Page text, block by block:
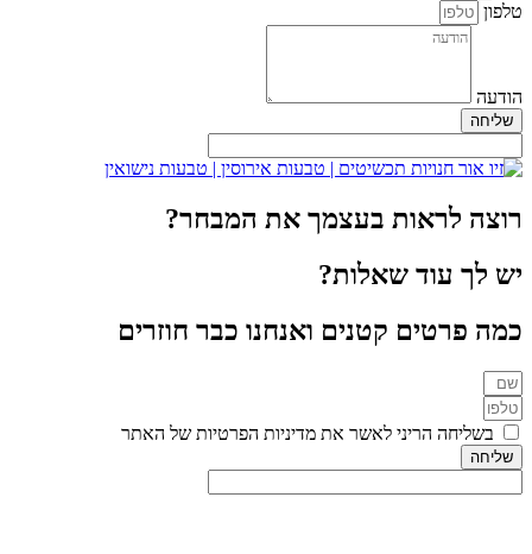
טלפון
הודעה
שליחה
רוצה לראות בעצמך את המבחר?
יש לך עוד שאלות?
כמה פרטים קטנים ואנחנו כבר חוזרים
בשליחה הריני לאשר את מדיניות הפרטיות של האתר
שליחה